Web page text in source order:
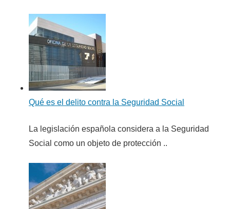
Qué es el delito contra la Seguridad Social
La legislación española considera a la Seguridad
Social como un objeto de protección ..